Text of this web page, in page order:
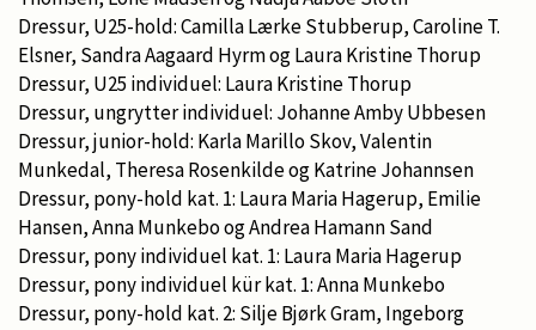
Dressur, U25-hold: Camilla Lærke Stubberup, Caroline T.
Elsner, Sandra Aagaard Hyrm og Laura Kristine Thorup
Dressur, U25 individuel: Laura Kristine Thorup
Dressur, ungrytter individuel: Johanne Amby Ubbesen
Dressur, junior-hold: Karla Marillo Skov, Valentin
Munkedal, Theresa Rosenkilde og Katrine Johannsen
Dressur, pony-hold kat. 1: Laura Maria Hagerup, Emilie
Hansen, Anna Munkebo og Andrea Hamann Sand
Dressur, pony individuel kat. 1: Laura Maria Hagerup
Dressur, pony individuel kür kat. 1: Anna Munkebo
Dressur, pony-hold kat. 2: Silje Bjørk Gram, Ingeborg